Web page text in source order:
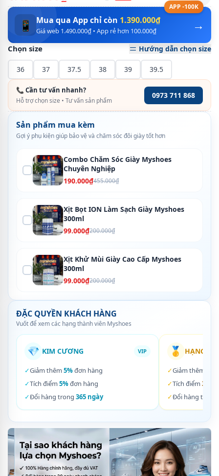
APP -100K
→
📱 Mua qua App chỉ còn 1.390.000₫
Giá web 1.490.000₫ • App rẻ hơn 100.000₫
Chọn size Hướng dẫn chọn size
36 37 37.5 38 39 39.5
📞 Cần tư vấn nhanh?
Hỗ trợ chọn size • Tư vấn sản phẩm
0973 711 868
Sản phẩm mua kèm
Gợi ý phụ kiện giúp bảo vệ và chăm sóc đôi giày tốt hơn
Combo Chăm Sóc Giày Myshoes
Chuyên Nghiệp
190.000₫455.000₫
Xịt Bọt ION Làm Sạch Giày Myshoes
300ml
99.000₫200.000₫
Xịt Khử Mùi Giày Cao Cấp Myshoes
300ml
99.000₫200.000₫
ĐẶC QUYỀN KHÁCH HÀNG
Vuốt để xem các hạng thành viên Myshoes
💎 KIM CƯƠNG VIP
✓Giảm thêm 5%đơn hàng
✓Tích điểm 5%đơn hàng
✓Đổi hàng trong 365 ngày
🥇 HẠNG
✓Giảm thêm
✓Tích điểm 3%
✓Đổi hàng trong